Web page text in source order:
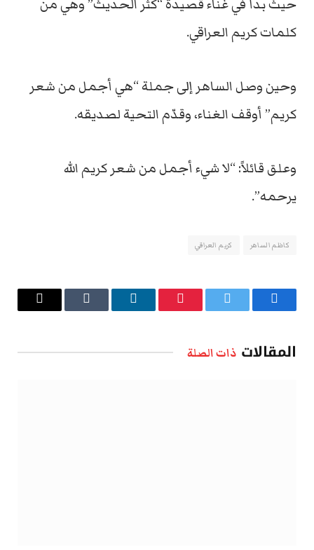
حيث بدأ في غناء قصيدة “كثر الحديث” وهي من
كلمات كريم العراقي.
وحين وصل الساهر إلى جملة “هي أجمل من شعر
كريم” أوقف الغناء، وقدّم التحية لصديقه.
وعلق قائلاً: “لا شيء أجمل من شعر كريم الله
يرحمه”.
كاظم الساهر كريم العراقي
فيسبوك تويتر بينتيريستلينكدإن Tumblr
البريد
المقالات ذات الصلة